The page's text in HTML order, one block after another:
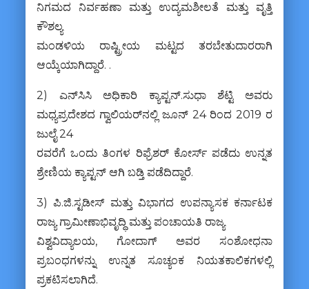
ನಿಗಮದ ನಿರ್ವಹಣಾ ಮತ್ತು ಉದ್ಯಮಶೀಲತೆ ಮತ್ತು ವೃತ್ತಿ
ಕೌಶಲ್ಯ
ಮಂಡಳಿಯ ರಾಷ್ಟ್ರೀಯ ಮಟ್ಟದ ತರಬೇತುದಾರರಾಗಿ
ಆಯ್ಕೆಯಾಗಿದ್ದಾರೆ. .
2) ಎನ್‌ಸಿಸಿ ಅಧಿಕಾರಿ ಕ್ಯಾಪ್ಟನ್.ಸುಧಾ ಶೆಟ್ಟಿ ಅವರು
ಮಧ್ಯಪ್ರದೇಶದ ಗ್ವಾಲಿಯರ್‌ನಲ್ಲಿ ಜೂನ್ 24 ರಿಂದ 2019 ರ
ಜುಲೈ 24
ರವರೆಗೆ ಒಂದು ತಿಂಗಳ ರಿಫ್ರೆಶರ್ ಕೋರ್ಸ್‌ ಪಡೆದು ಉನ್ನತ
ಶ್ರೇಣಿಯ ಕ್ಯಾಪ್ಟನ್‌ ಆಗಿ ಬಡ್ತಿ ಪಡೆದಿದ್ದಾರೆ.
3) ಪಿ.ಜಿ.ಸ್ಟಡೀಸ್ ಮತ್ತು ವಿಭಾಗದ ಉಪನ್ಯಾಸಕ ಕರ್ನಾಟಕ
ರಾಜ್ಯ ಗ್ರಾಮೀಣಾಭಿವೃದ್ಧಿ ಮತ್ತು ಪಂಚಾಯತಿ ರಾಜ್ಯ
ವಿಶ್ವವಿದ್ಯಾಲಯ, ಗೋದಾಗ್ ಅವರ ಸಂಶೋಧನಾ
ಪ್ರಬಂಧಗಳನ್ನು ಉನ್ನತ ಸೂಚ್ಯಂಕ ನಿಯತಕಾಲಿಕಗಳಲ್ಲಿ
ಪ್ರಕಟಿಸಲಾಗಿದೆ.